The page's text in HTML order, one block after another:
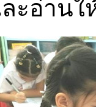
ะอ่านใ